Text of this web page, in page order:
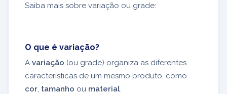
Saiba mais sobre variação ou grade:
O que é variação?
A variação (ou grade) organiza as diferentes
características de um mesmo produto, como
cor tamanho ou material